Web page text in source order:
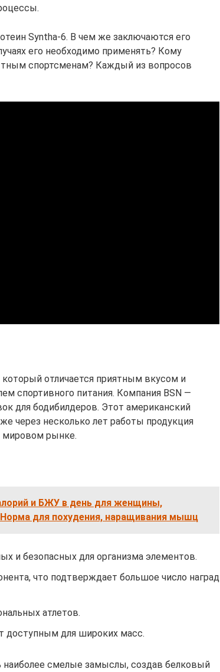
Syntha-6. В чем же заключаются его
его необходимо применять? Кому
спортсменам? Каждый из вопросов
отличается приятным вкусом и
спортивного питания. Компания BSN —
для бодибилдеров. Этот американский
через несколько лет работы продукция
мировом рынке.
и БЖУ в день для женщины,
для похудения, наращивания мышц
и безопасных для организма элементов.
что подтверждает большое число наград
атлетов.
доступным для широких масс.
наиболее смелые замыслы, создав белковый